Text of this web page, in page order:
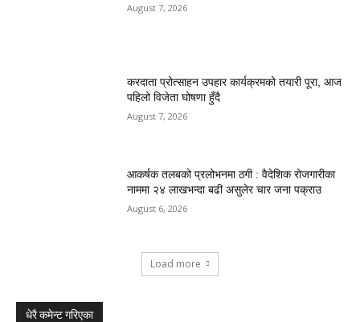
August 7, 2026
करदाता प्रोत्साहन उपहार कार्यक्रमको तयारी पूरा, आज
पहिलो विजेता घोषणा हुँदै
August 7, 2026
आकर्षक तलबको प्रलोभनमा ठगी : वैदेशिक रोजगारीका
नाममा २४ लाखभन्दा बढी असुलेर चार जना पक्राउ
August 6, 2026
Load more
धेरै कमेन्ट गरिएका